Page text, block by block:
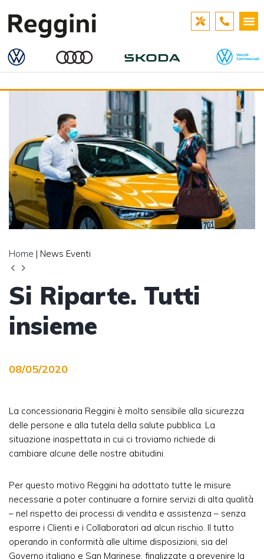
Home | News Eventi
Si Riparte. Tutti
insieme
08/05/2020
La concessionaria Reggini è molto sensibile alla sicurezza
delle persone e alla tutela della salute pubblica. La
situazione inaspettata in cui ci troviamo richiede di
cambiare alcune delle nostre abitudini.
Per questo motivo Reggini ha adottato tutte le misure
necessarie a poter continuare a fornire servizi di alta qualità
– nel rispetto dei processi di vendita e assistenza – senza
esporre i Clienti e i Collaboratori ad alcun rischio. Il tutto
operando in conformità alle ultime disposizioni, sia del
Governo italiano e San Marinese, finalizzate a prevenire la